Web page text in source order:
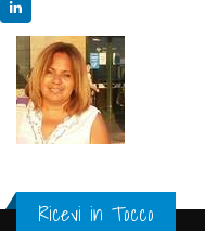
Ricevi in Tocco